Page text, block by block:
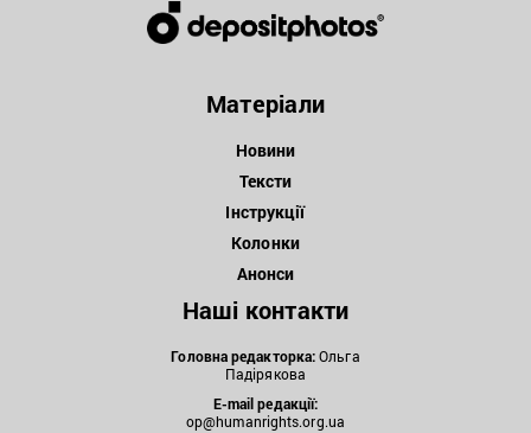
Матеріали
Новини
Тексти
Інструкції
Колонки
Анонси
Наші контакти
Головна редакторка:Ольга
Падірякова
E-mail редакції:
op@humanrights.org.ua